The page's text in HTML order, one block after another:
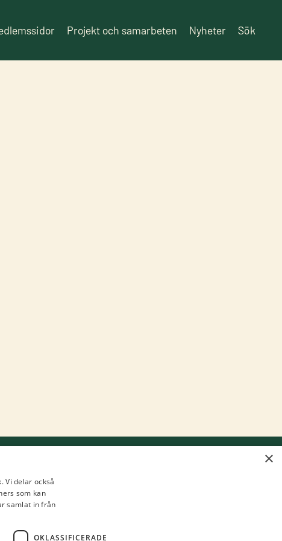
Projekt och samarbeten Nyheter Sök
×
Vi delar också
som kan
samlat in från
OKLASSIFICERADE